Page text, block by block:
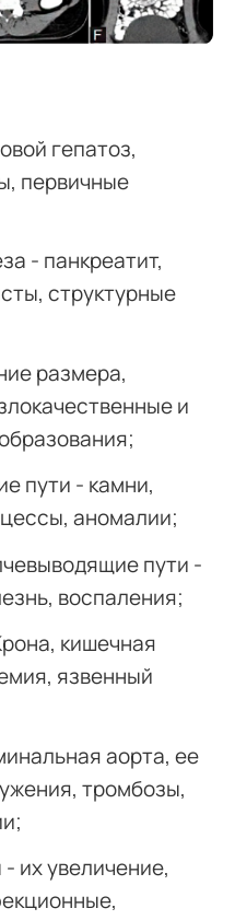
гепатоз,
первичные
- панкреатит,
структурные
размера,
и
пути - камни,
аномалии;
пути -
воспаления;
кишечная
язвенный
аорта, ее
тромбозы,
их увеличение,